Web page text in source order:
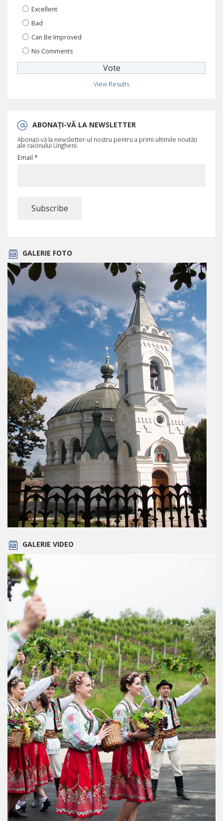
Excellent
Bad
Can Be Improved
No Comments
View Results
ABONAȚI-VĂ LA NEWSLETTER
Abonați-vă la newsletter-ul nostru pentru a primi ultimile noutăți
ale raionului Ungheni.
Email *
GALERIE FOTO
GALERIE VIDEO